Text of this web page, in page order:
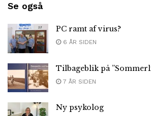
Se også
PC ramt af virus?
6 ÅR SIDEN
Tilbageblik på
7 ÅR SIDEN
Ny psykolog